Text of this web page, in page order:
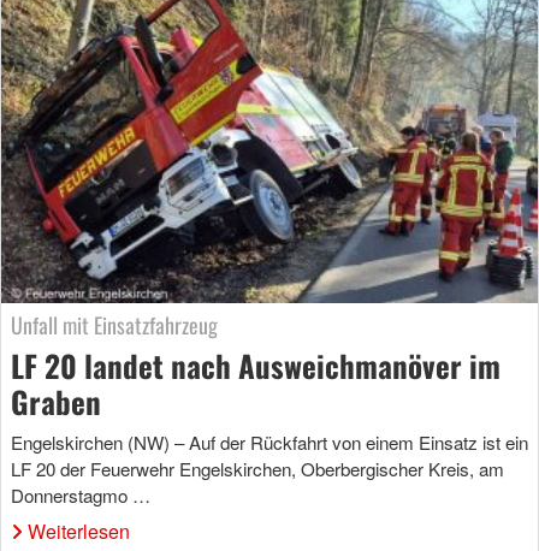
Unfall mit Einsatzfahrzeug
LF 20 landet nach Ausweichmanöver im
Graben
Engelskirchen (NW) – Auf der Rückfahrt von einem Einsatz ist ein
LF 20 der Feuerwehr Engelskirchen, Oberbergischer Kreis, am
Donnerstagmo …
Weiterlesen